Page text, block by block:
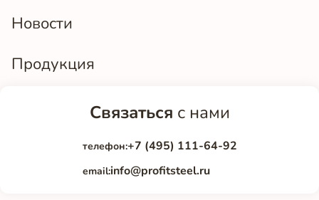
Новости
Продукция
Связаться с нами
телефон:+7 (495) 111-64-92
email:info@profitsteel.ru